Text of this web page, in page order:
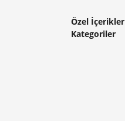
Özel İçerikler
Kategoriler